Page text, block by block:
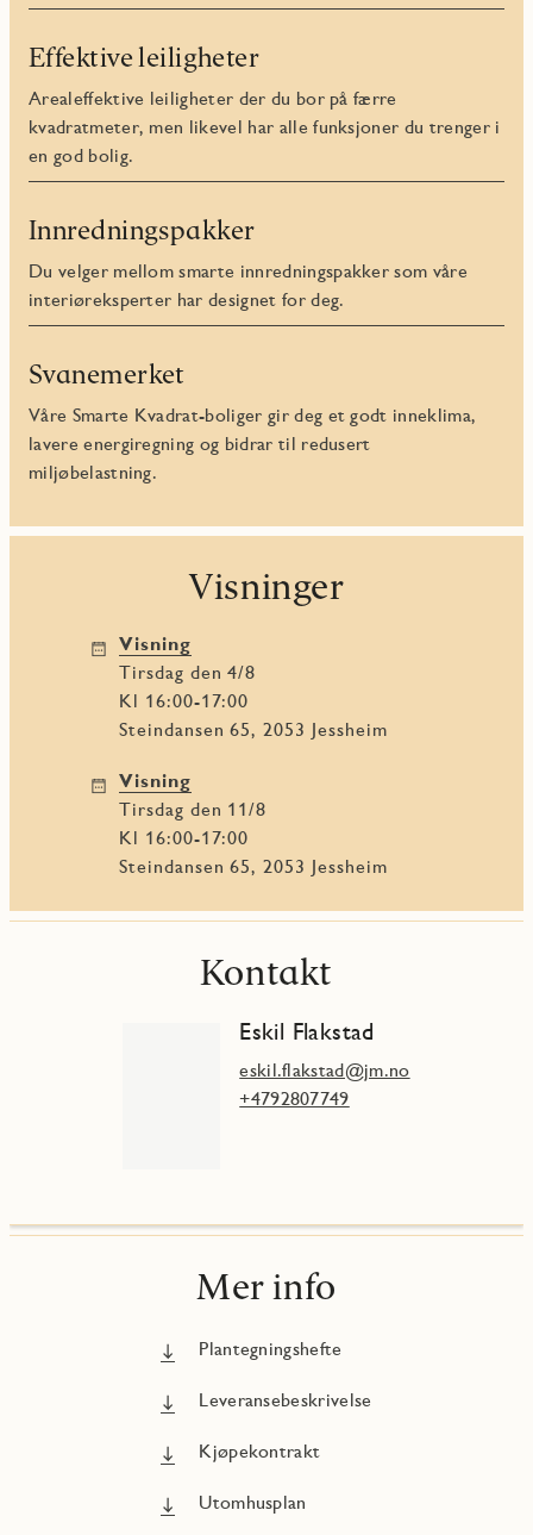
Effektive leiligheter
Arealeffektive leiligheter der du bor på færre
kvadratmeter, men likevel har alle funksjoner du trenger i
en god bolig.
Innredningspakker
Du velger mellom smarte innredningspakker som våre
interiøreksperter har designet for deg.
Svanemerket
Våre Smarte Kvadrat-boliger gir deg et godt inneklima,
lavere energiregning og bidrar til redusert
miljøbelastning.
Visninger
Visning
tirsdag den 4/8
Kl 16:00-17:00
Steindansen 65, 2053 Jessheim
Visning
tirsdag den 11/8
Kl 16:00-17:00
Steindansen 65, 2053 Jessheim
Kontakt
Eskil Flakstad
eskil.flakstad@jm.no
+4792807749
Mer info
Plantegningshefte
Leveransebeskrivelse
Kjøpekontrakt
Utomhusplan